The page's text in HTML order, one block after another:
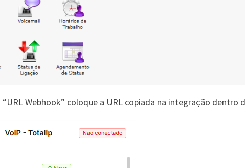
Webhook” coloque a URL copiada na integração dentro